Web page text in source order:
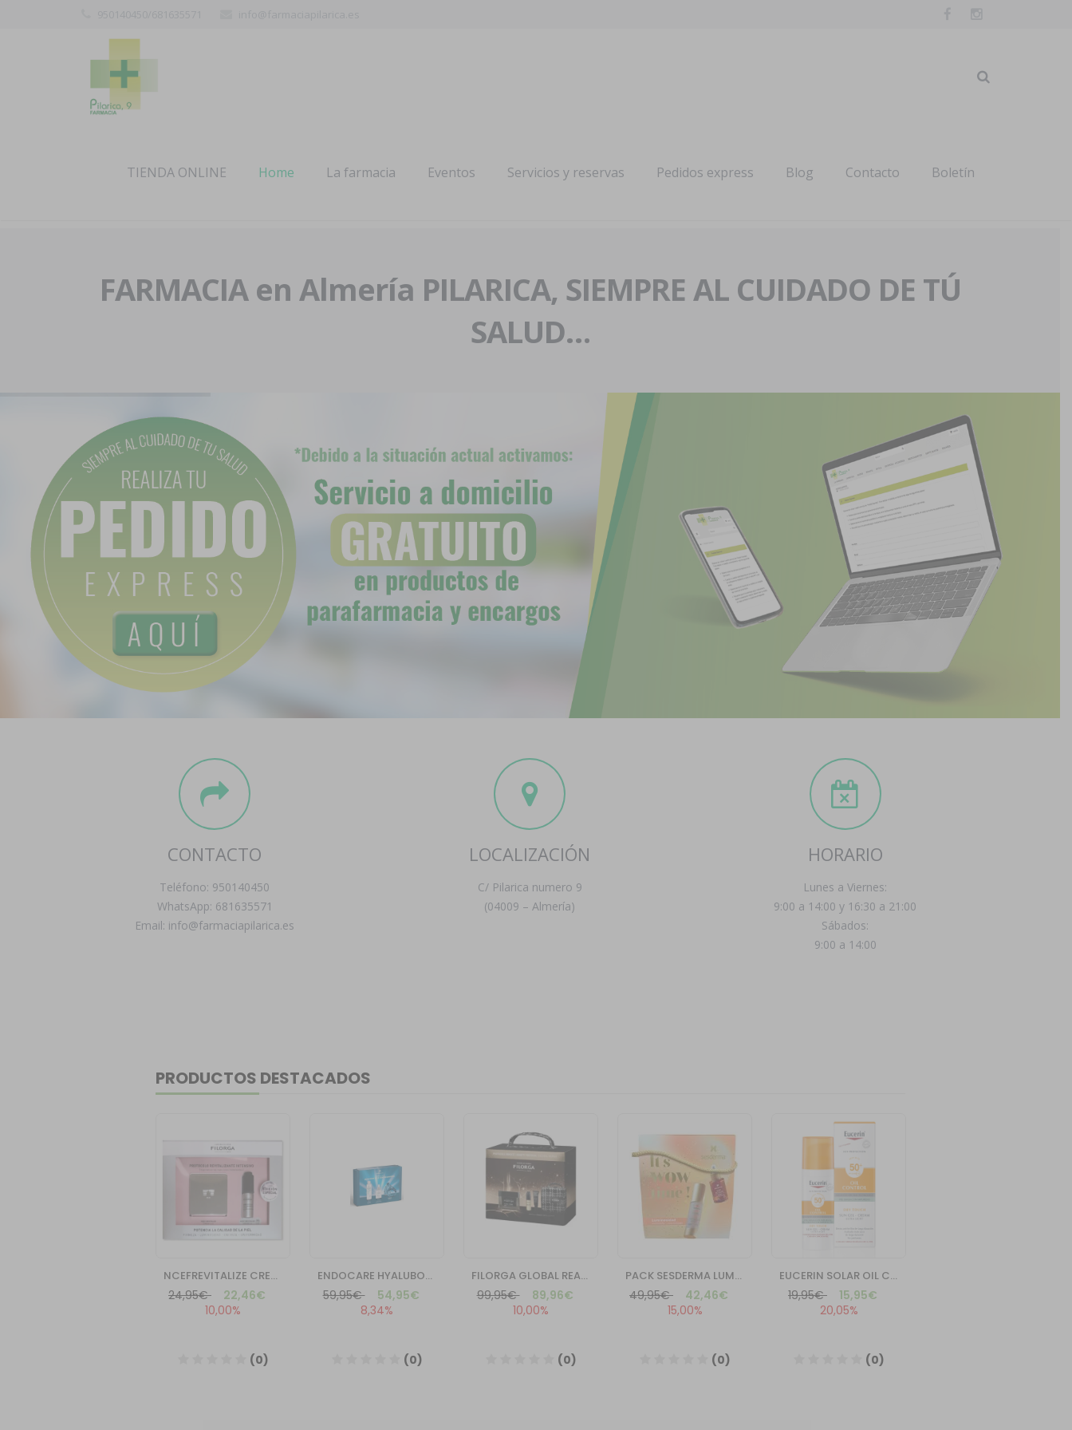
TIENDA ONLINE Home La farmacia Eventos Servicios y reservas Pedidos express Blog Contacto Boletín
FARMACIA en Almería PILARICA, SIEMPRE AL CUIDADO DE TÚ
SALUD…
CONTACTO
Teléfono: 950140450
WhatsApp: 681635571
Email: info@farmaciapilarica.es
LOCALIZACIÓN
C/ Pilarica numero 9
(04009 – Almería)
HORARIO
Lunes a Viernes:
9:00 a 14:00 y 16:30 a 21:00
Sábados:
9:00 a 14:00